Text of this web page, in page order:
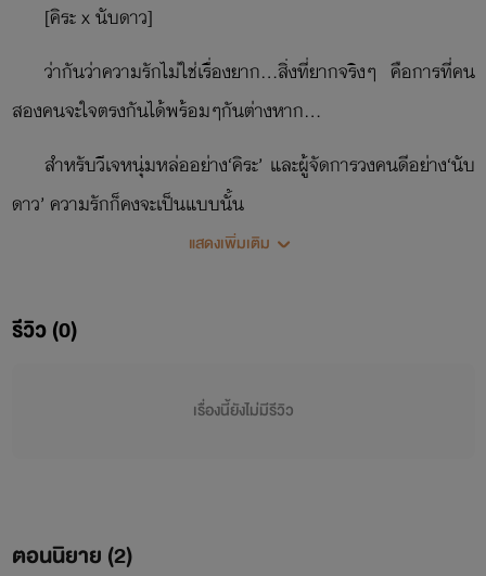
[คิระ x นับดาว]
ว่ากันว่าความรักไม่ใช่เรื่องยาก…สิ่งที่ยากจริงๆ คือการที่คน
สองคนจะใจตรงกันได้พร้อมๆกันต่างหาก…
สำหรับวีเจหนุ่มหล่ออย่าง‘คิระ’ และผู้จัดการวงคนดีอย่าง‘นับ
ดาว’ ความรักก็คงจะเป็นแบบนั้น
ต่างกันขนาดไหน หรือต้องนานเท่าไหร่เพื่อจะได้ความรักนั้นมา
แสดงเพิ่มเติม
รีวิว (0)
เรื่องนี้ยังไม่มีรีวิว
ตอนนิยาย (2)